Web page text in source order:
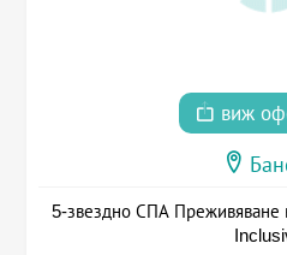
виж
5-звездно СПА Преживяване